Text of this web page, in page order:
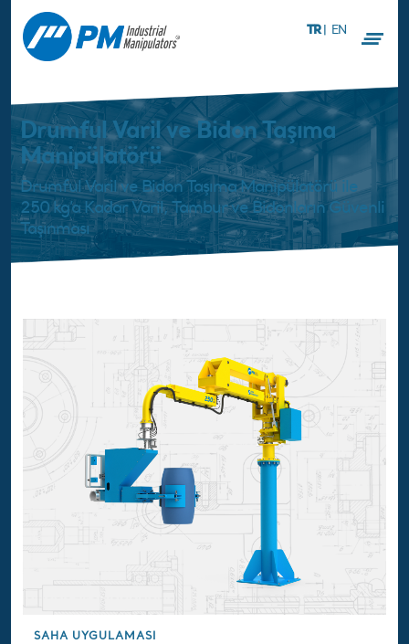
TR| EN
Drumful Varil ve Bidon Taşıma
Manipülatörü
Drumful Varil ve Bidon Taşıma Manipülatörü ile
250 kg’a Kadar Varil, Tambur ve Bidonların Güvenli
Taşınması
SAHA UYGULAMASI